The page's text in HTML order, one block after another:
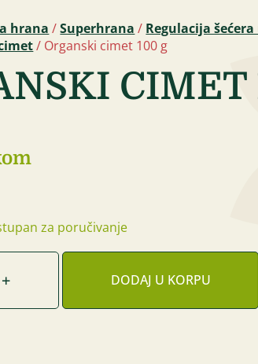
hrana /Superhrana / Regulacija šećera
/ Organski cimet 100 g
CIMET
za poručivanje
+ DODAJ U KORPU